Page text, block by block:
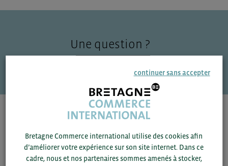
Une question ?
Pour voir les contacts, merci de renseigner votre
SAUVEGARDER
continuer sans accepter
Bretagne Commerce international utilise des cookies afin
d’améliorer votre expérience sur son site internet. Dans ce
cadre, nous et nos partenaires sommes amenés à stocker,